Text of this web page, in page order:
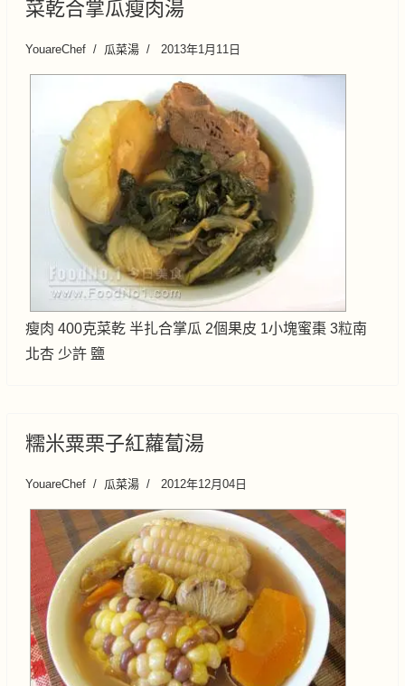
菜乾合掌瓜瘦肉湯
YouareChef 瓜菜湯 2013年1月11日
瘦肉 400克菜乾 半扎合掌瓜 2個果皮 1小塊蜜棗 3粒南
北杏 少許 鹽
糯米粟栗子紅蘿蔔湯
YouareChef 瓜菜湯 2012年12月04日